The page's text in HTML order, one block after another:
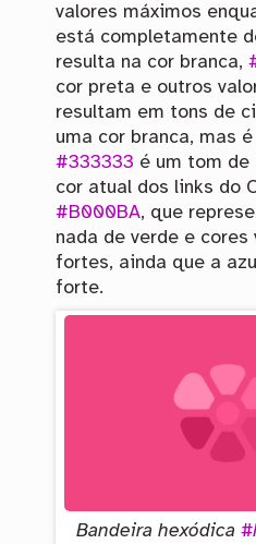
valores máximos
está completamente
resulta na cor branca,
cor preta e outros
resultam em tons de
uma cor branca, mas
#333333 é um tom de
cor atual dos links do
#B000BA, que
nada de verde e cores
fortes, ainda que a
forte.
Bandeira hexódica